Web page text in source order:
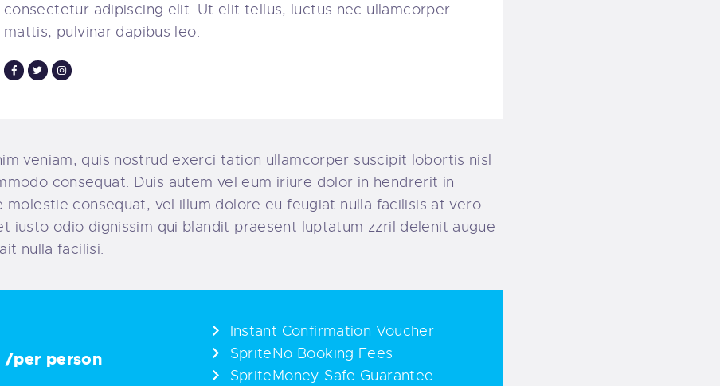
consectetur adipiscing elit. Ut elit tellus, luctus nec ullamcorper
mattis, pulvinar dapibus leo.
veniam, quis nostrud exerci tation ullamcorper suscipit lobortis nisl
consequat. Duis autem vel eum iriure dolor in hendrerit in
molestie consequat, vel illum dolore eu feugiat nulla facilisis at vero
iusto odio dignissim qui blandit praesent luptatum zzril delenit augue
nulla facilisi.
/per person
Instant Confirmation Voucher
SpriteNo Booking Fees
SpriteMoney Safe Guarantee